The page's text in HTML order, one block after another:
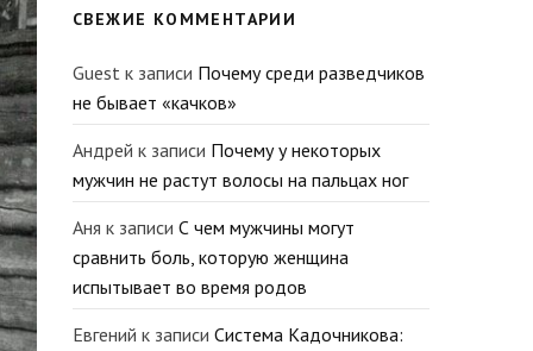
СВЕЖИЕ КОММЕНТАРИИ
Guest к записи Почему среди разведчиков
не бывает «качков»
Андрей к записи Почему у некоторых
мужчин не растут волосы на пальцах ног
Аня к записи С чем мужчины могут
сравнить боль, которую женщина
испытывает во время родов
Евгений к записи Система Кадочникова: